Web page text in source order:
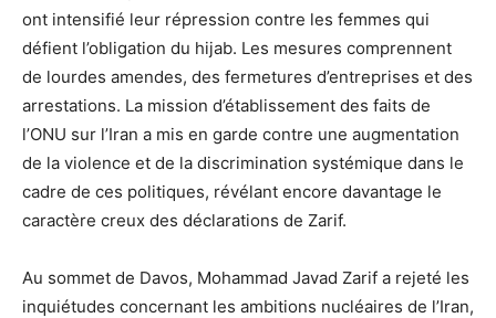
ont intensifié leur répression contre les femmes qui
défient l’obligation du hijab. Les mesures comprennent
de lourdes amendes, des fermetures d’entreprises et des
arrestations. La mission d’établissement des faits de
l’ONU sur l’Iran a mis en garde contre une augmentation
de la violence et de la discrimination systémique dans le
cadre de ces politiques, révélant encore davantage le
caractère creux des déclarations de Zarif.
Au sommet de Davos, Mohammad Javad Zarif a rejeté les
inquiétudes concernant les ambitions nucléaires de l’Iran,